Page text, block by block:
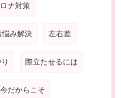
ナ対策
悩み解決 左右差
際立たせるには
今だからこそ